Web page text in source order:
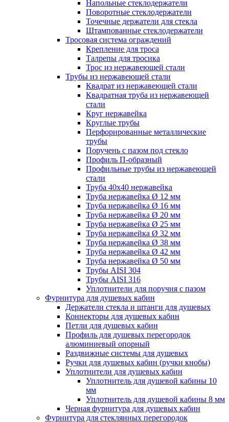
Напольные стеклодержатели
Поворотные стеклодержатели
Точечные держатели для стекла
Штампованные стеклодержатели
Тросовая система ограждений
Крепление для троса
Талрепы для тросика
Трос из нержавеющей стали
Трубы из нержавеющей стали
Квадрат из нержавеющей стали
Квадратная труба из нержавеющей
стали
Круг нержавейка
Круглые трубы
Перфорированные металлические
трубы
Поручень с пазом под стекло
Профиль П-образный
Профильные трубы из нержавеющей
стали
Труба 40х40 нержавейка
Труба нержавейка Ø 12 мм
Труба нержавейка Ø 16 мм
Труба нержавейка Ø 20 мм
Труба нержавейка Ø 25 мм
Труба нержавейка Ø 32 мм
Труба нержавейка Ø 38 мм
Труба нержавейка Ø 42 мм
Труба нержавейка Ø 50 мм
Трубы AISI 304
Трубы AISI 316
Уплотнители для поручня с пазом
Фурнитура для душевых кабин
Держатели стекла и штанги для душевых
Коннекторы для душевых кабин
Петли для душевых кабин
Профиль для душевых перегородок
алюминиевый опорный
Раздвижные сиcтемы для душевых
Ручки для душевых кабин (ручки кнобы)
Уплотнители для душевых кабин
Уплотнитель для душевой кабины 10
мм
Уплотнитель для душевой кабины 8 мм
Черная фурнитура для душевых кабин
Фурнитура для стеклянных перегородок